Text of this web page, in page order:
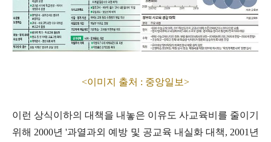
<이미지 출처 : 중앙일보>
이런 상식이하의 대책을 내놓은 이유도 사교육비를 줄이기
위해2000년'과열과외 예방 및 공교육 내실화 대책, 2001년